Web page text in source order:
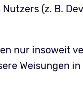
(z. B.
nur insoweit
Weisungen